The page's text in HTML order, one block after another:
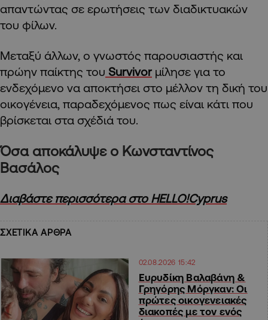
απαντώντας σε ερωτήσεις των διαδικτυακών
του φίλων.
Μεταξύ άλλων, ο γνωστός παρουσιαστής και
πρώην παίκτης του Survivor μίλησε για το
ενδεχόμενο να αποκτήσει στο μέλλον τη δική του
οικογένεια, παραδεχόμενος πως είναι κάτι που
βρίσκεται στα σχέδιά του.
Όσα αποκάλυψε ο Κωνσταντίνος
Βασάλος
Διαβάστε περισσότερα στο HELLO!Cyprus
ΣΧΕΤΙΚΑ ΑΡΘΡΑ
02.08.2026 15:42
Ευρυδίκη Βαλαβάνη &
Γρηγόρης Μόργκαν: Οι
πρώτες οικογενειακές
διακοπές με τον ενός